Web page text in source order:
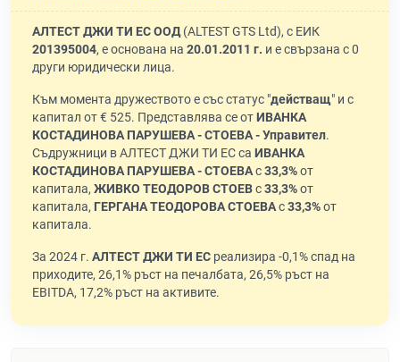
АЛТЕСТ ДЖИ ТИ ЕС ООД(ALTEST GTS Ltd), с ЕИК
201395004, е основана на 20.01.2011 г. и е свързана с 0
други юридически лица.
Към момента дружеството е със статус "действащ" и с
капитал от € 525. Представлява се отИВАНКА
КОСТАДИНОВА ПАРУШЕВА - СТОЕВА - Управител.
Съдружници в АЛТЕСТ ДЖИ ТИ ЕС са ИВАНКА
КОСТАДИНОВА ПАРУШЕВА - СТОЕВАс33,3%от
капитала, ЖИВКО ТЕОДОРОВ СТОЕВс33,3%от
капитала, ГЕРГАНА ТЕОДОРОВА СТОЕВАс33,3%от
капитала.
За 2024 г. АЛТЕСТ ДЖИ ТИ ЕС реализира -0,1% спад на
приходите, 26,1% ръст на печалбата, 26,5% ръст на
EBITDA, 17,2% ръст на активите.